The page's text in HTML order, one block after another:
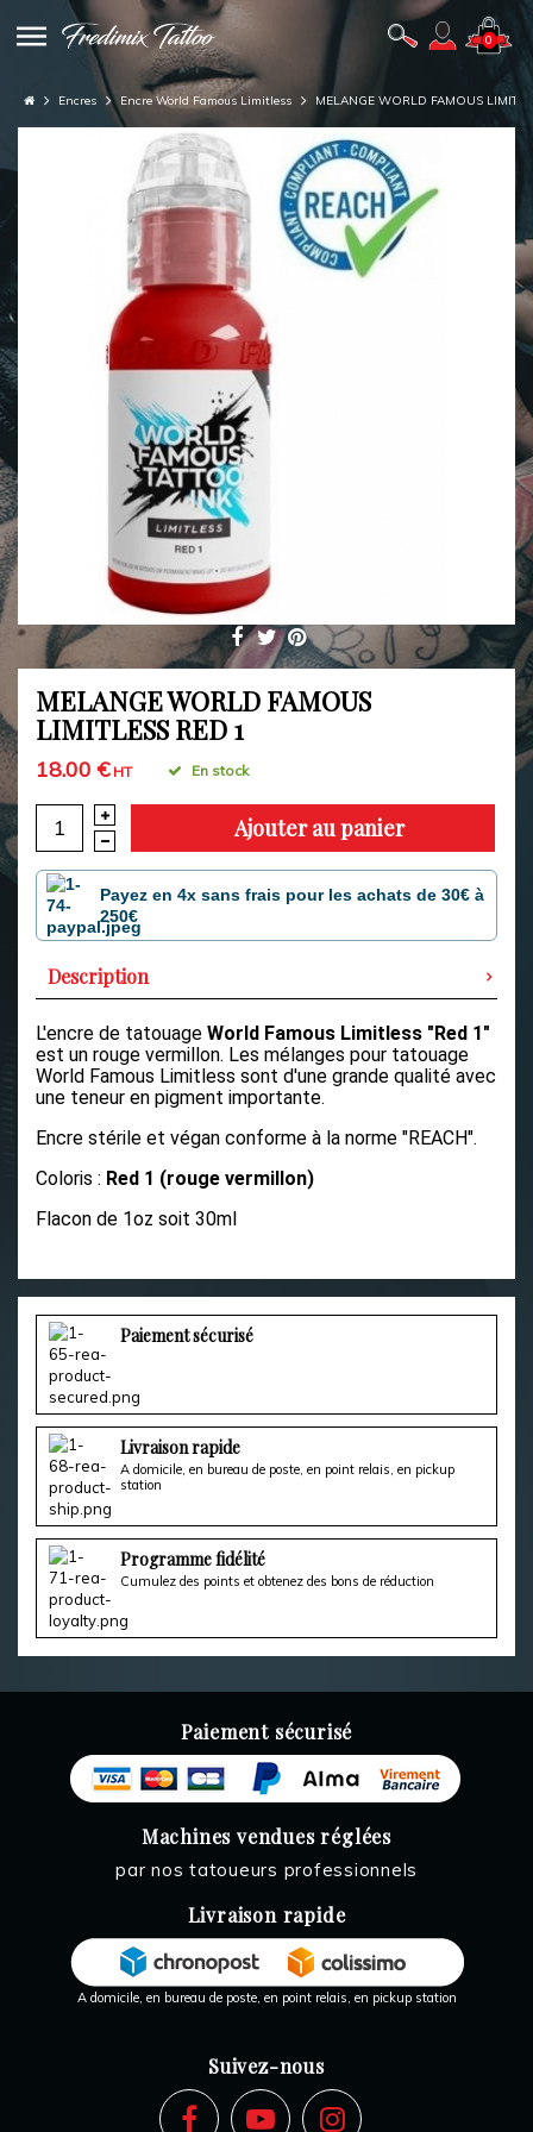
0
Encres Encre World Famous Limitless MELANGE WORLD FAMOUS
MELANGE WORLD FAMOUS
LIMITLESS RED 1
18.00 €HT En stock
Ajouter au panier
Payez en 4x sans frais pour les achats de 30€ à
250€
Description
L'encre de tatouage World Famous Limitless "Red 1"
est un rouge vermillon. Les mélanges pour tatouage
World Famous Limitless sont d'une grande qualité avec
une teneur en pigment importante.
Encre stérile et végan conforme à la norme "REACH".
Coloris : Red 1 (rouge vermillon)
Flacon de 1oz soit 30ml
Paiement sécurisé
Livraison rapide
A domicile, en bureau de poste, en point relais, en pickup
station
Programme fidélité
Cumulez des points et obtenez des bons de réduction
Paiement sécurisé
Machines vendues réglées
par nos tatoueurs professionnels
Livraison rapide
A domicile, en bureau de poste, en point relais, en pickup station
Suivez-nous